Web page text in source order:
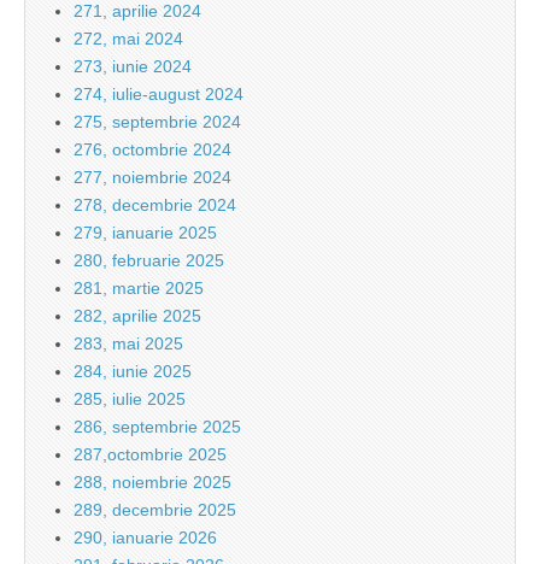
271, aprilie 2024
272, mai 2024
273, iunie 2024
274, iulie-august 2024
275, septembrie 2024
276, octombrie 2024
277, noiembrie 2024
278, decembrie 2024
279, ianuarie 2025
280, februarie 2025
281, martie 2025
282, aprilie 2025
283, mai 2025
284, iunie 2025
285, iulie 2025
286, septembrie 2025
287,octombrie 2025
288, noiembrie 2025
289, decembrie 2025
290, ianuarie 2026